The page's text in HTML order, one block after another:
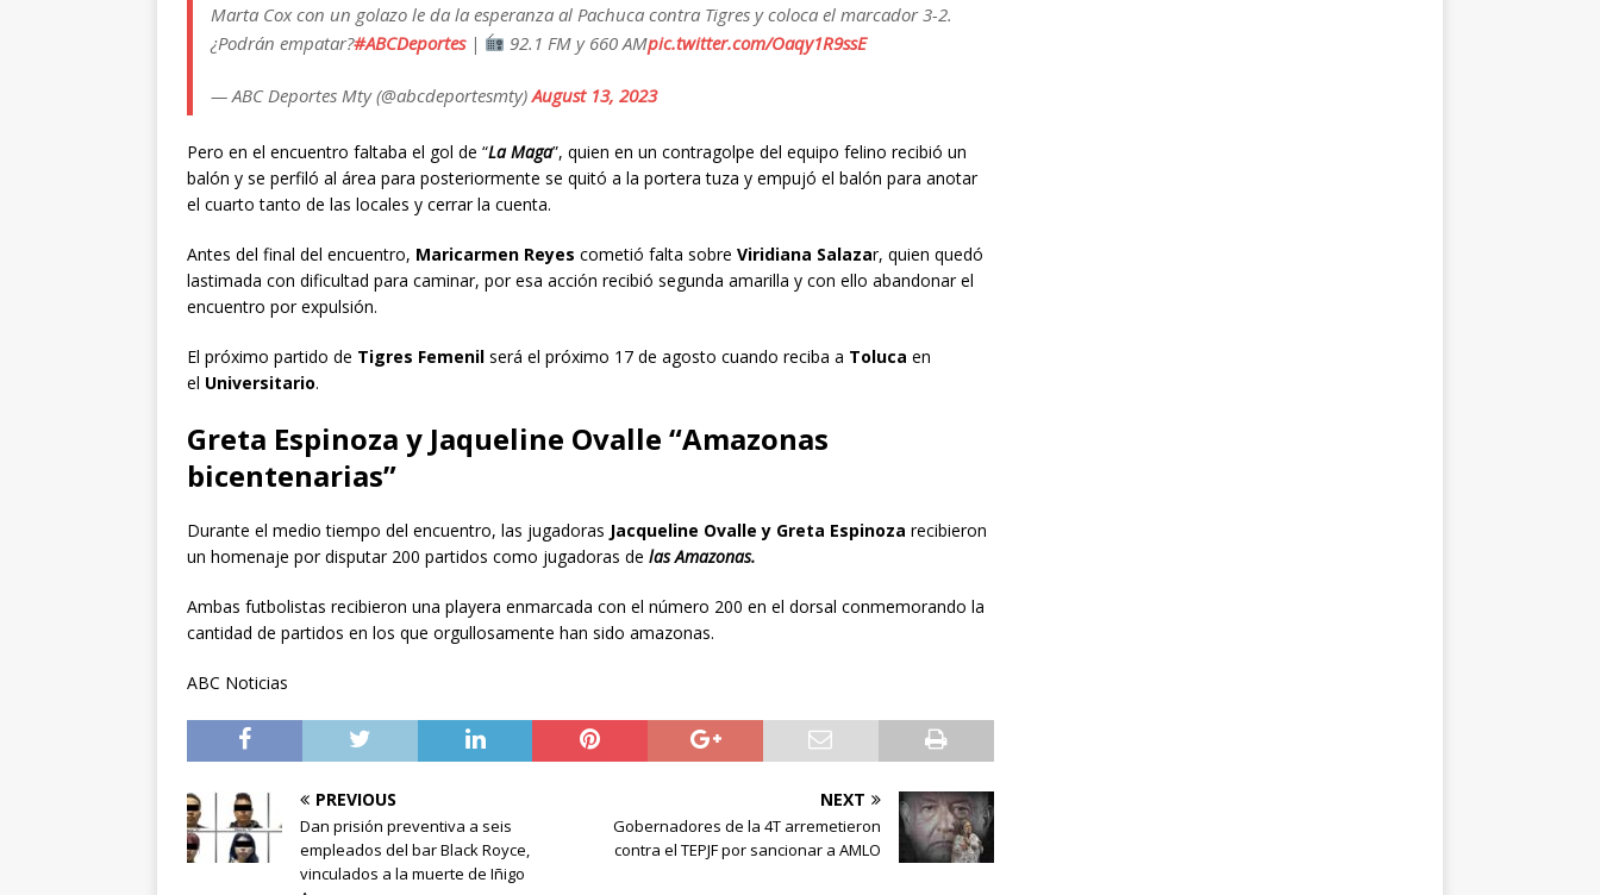
Marta Cox con un golazo le da la esperanza al Pachuca contra Tigres y coloca el marcador 3-2.
¿Podrán empatar?#ABCDeportes| 92.1 FM y 660 AMpic.twitter.com/Oaqy1R9ssE
— ABC Deportes Mty (@abcdeportesmty)August 13, 2023
Pero en el encuentro faltaba el gol de “La Maga”, quien en un contragolpe del equipo felino recibió un
balón y se perfiló al área para posteriormente se quitó a la portera tuza y empujó el balón para anotar
el cuarto tanto de las locales y cerrar la cuenta.
Antes del final del encuentro, Maricarmen Reyes cometió falta sobre Viridiana Salazar, quien quedó
lastimada con dificultad para caminar, por esa acción recibió segunda amarilla y con ello abandonar el
encuentro por expulsión.
El próximo partido de Tigres Femenil será el próximo 17 de agosto cuando reciba a Toluca en
el Universitario.
Greta Espinoza y Jaqueline Ovalle “Amazonas
bicentenarias”
Durante el medio tiempo del encuentro, las jugadoras Jacqueline Ovalle y Greta Espinoza recibieron
un homenaje por disputar 200 partidos como jugadoras de las Amazonas.
Ambas futbolistas recibieron una playera enmarcada con el número 200 en el dorsal conmemorando la
cantidad de partidos en los que orgullosamente han sido amazonas.
ABC Noticias
PREVIOUS
Dan prisión preventiva a seis
empleados del bar Black Royce,
vinculados a la muerte de Iñigo
NEXT
Gobernadores de la 4T arremetieron
contra el TEPJF por sancionar a AMLO